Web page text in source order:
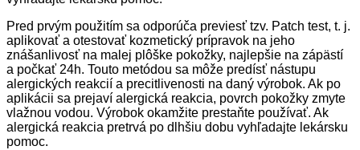
Pred prvým použitím sa odporúča previesť tzv. Patch test, t. j.
aplikovať a otestovať kozmetický prípravok na jeho
znášanlivosť na malej plôške pokožky, najlepšie na zápästí
a počkať 24h. Touto metódou sa môže predísť nástupu
alergických reakcií a precitlivenosti na daný výrobok. Ak po
aplikácii sa prejaví alergická reakcia, povrch pokožky zmyte
vlažnou vodou. Výrobok okamžite prestaňte používať. Ak
alergická reakcia pretrvá po dlhšiu dobu vyhľadajte lekársku
pomoc.